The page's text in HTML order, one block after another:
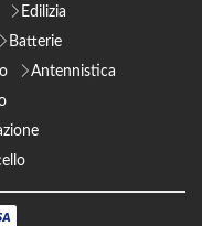
Edilizia
Batterie
Antennistica